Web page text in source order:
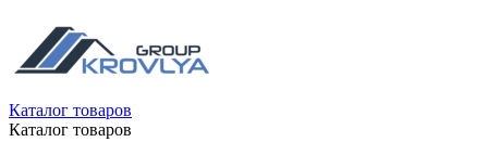
Каталог товаров
Каталог товаров